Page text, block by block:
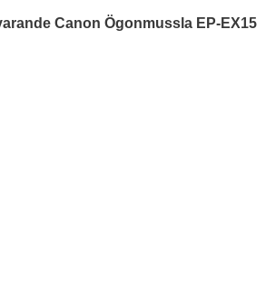
Canon Ögonmussla EP-EX15